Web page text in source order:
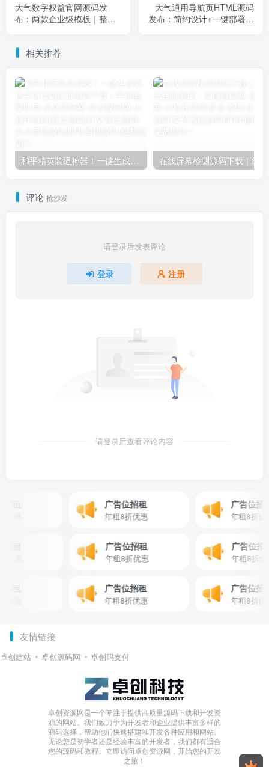
大气数字权益官网源码发
布：两款企业级模板｜整洁
大气通用导航页HTML源码
发布：简约设计+一键部署｜
相关推荐
和平精英装逼神器！一键生成彩色字体代码单页源码下载｜手机电脑即用-卓创源码网
评论 抢沙发
请登录后发表评论
登录 注册
请登录后查看评论内容
广告位招租
年租8折优惠
广告位招租
年租8折优惠
广告位招租
年租8折优惠
广告
年租8
广告位招租
年租8折优惠
广告位招租
年租8折优惠
友情链接
卓创建站 卓创源码网 卓创码支付
卓创资源网是一个专注于提供高质量源码下载和开发资
源的网站。我们致力于为开发者和企业提供丰富多样的
源码选择，帮助他们快速搭建和开发各种应用和网站。
无论您是初学者还是经验丰富的开发者，我们都有适合
您的源码和教程。立即访问卓创资源网，开始您的开发
之旅！